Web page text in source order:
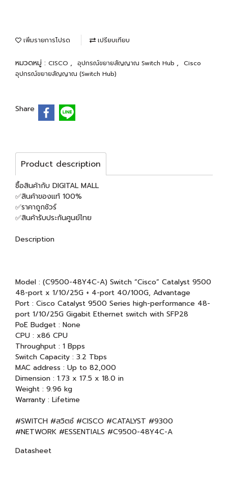
เพิ่มรายการโปรด เปรียบเทียบ
หมวดหมู่ : CISCO , อุปกรณ์ขยายสัญญาณ Switch Hub ,
Cisco
อุปกรณ์ขยายสัญญาณ (Switch Hub)
Share
Product description
ซื้อสินค้ากับ DIGITAL MALL
✅สินค้าของแท้ 100%
✅ราคาถูกชัวร์
✅สินค้ารับประกันศูนย์ไทย
Description
Model : (C9500-48Y4C-A) Switch “Cisco” Catalyst 9500
48-port x 1/10/25G + 4-port 40/100G, Advantage
Port : Cisco Catalyst 9500 Series high-performance 48-
port 1/10/25G Gigabit Ethernet switch with SFP28
PoE Budget : None
CPU : x86 CPU
Throughput : 1 Bpps
Switch Capacity : 3.2 Tbps
MAC address : Up to 82,000
Dimension : 1.73 x 17.5 x 18.0 in
Weight : 9.96 kg
Warranty : Lifetime
#SWITCH #สวิตซ์ #CISCO #CATALYST #9300
#NETWORK #ESSENTIALS #C9500-48Y4C-A
Datasheet